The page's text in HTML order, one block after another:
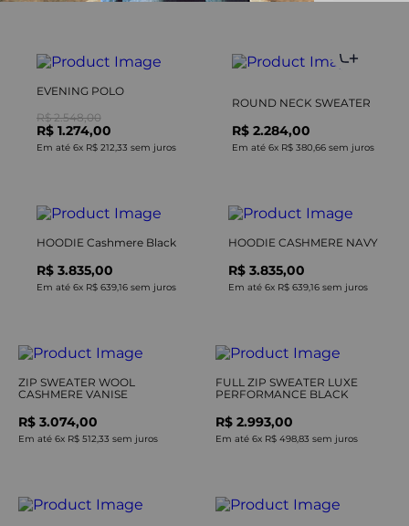
EVENING POLO
R$ 2.548,00
R$ 1.274,00
Em até 6x R$ 212,33 sem juros
ROUND NECK SWEATER
R$ 2.284,00
Em até 6x R$ 380,66 sem juros
HOODIE Cashmere Black
R$ 3.835,00
Em até 6x R$ 639,16sem juros
HOODIE CASHMERE NAVY
R$ 3.835,00
Em até 6x R$ 639,16 sem juros
ZIP SWEATER WOOL
CASHMERE VANISE
R$ 3.074,00
Em até 6x R$ 512,33 sem juros
FULL ZIP SWEATER LUXE
PERFORMANCE BLACK
R$ 2.993,00
Em até 6x R$ 498,83 sem juros